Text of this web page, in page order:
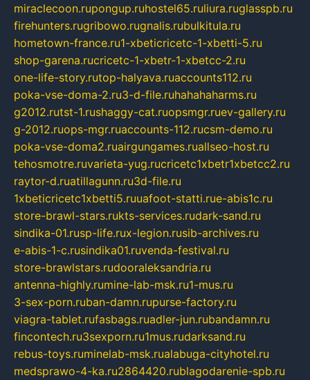
miraclecoon.rupongup.ruhostel65.ruliura.ruglasspb.ru
firehunters.rugribowo.rugnalis.rubulkitula.ru
hometown-france.ru1-xbeticricetc-1-xbetti-5.ru
shop-garena.rucricetc-1-xbetr-1-xbetcc-2.ru
one-life-story.rutop-halyava.ruaccounts112.ru
poka-vse-doma-2.ru3-d-file.ruhahahaharms.ru
g2012.rutst-1.rushaggy-cat.ruopsmgr.ruev-gallery.ru
g-2012.ruops-mgr.ruaccounts-112.rucsm-demo.ru
poka-vse-doma2.ruairgungames.ruallseo-host.ru
tehosmotre.ruvarieta-yug.rucricetc1xbetr1xbetcc2.ru
raytor-d.ruatillagunn.ru3d-file.ru
1xbeticricetc1xbetti5.ruuafoot-statti.rue-abis1c.ru
store-brawl-stars.rukts-services.rudark-sand.ru
sindika-01.rusp-life.rux-legion.rusib-archives.ru
e-abis-1-c.rusindika01.ruvenda-festival.ru
store-brawlstars.rudooraleksandria.ru
antenna-highly.rumine-lab-msk.ru1-mus.ru
3-sex-porn.ruban-damn.rupurse-factory.ru
viagra-tablet.rufasbags.ruadler-jun.rubandamn.ru
fincontech.ru3sexporn.ru1mus.rudarksand.ru
rebus-toys.ruminelab-msk.rualabuga-cityhotel.ru
medsprawo-4-ka.ru2864420.rublagodarenie-spb.ru